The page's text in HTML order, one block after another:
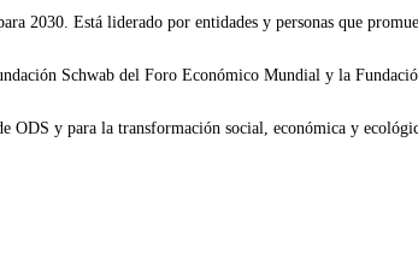
2030. Está liderado por entidades y personas que
Schwab del Foro Económico Mundial y la
ODS y para la transformación social, económica y